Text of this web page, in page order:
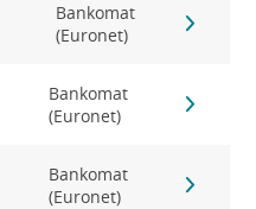
Bankomat
(Euronet)
Bankomat
(Euronet)
Bankomat
(Euronet)